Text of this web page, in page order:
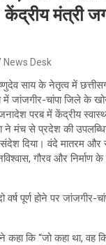
मंत्री
News Desk
साय के नेतृत्व में
में जांजगीर-चांपा जिले के
परब में केंद्रीय
ने मंच से प्रदेश की
संदेश दिया। वंदे मातरम और
गौरव और निर्माण के
कहा कि “जो कहा था, वह